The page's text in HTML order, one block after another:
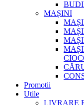
MAȘINI
Promotii
Utile
LIVRARE